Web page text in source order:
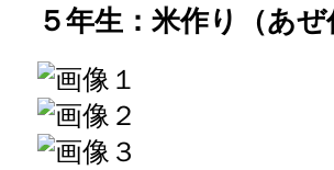
５年生：米作り（あ